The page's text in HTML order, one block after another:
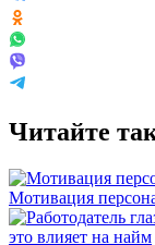
Читайте
Мотивация